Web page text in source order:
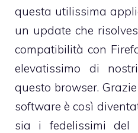
questa utilissima
un update che
compatibilità con
elevatissimo di
questo browser.
software è così
sia i fedelissimi del